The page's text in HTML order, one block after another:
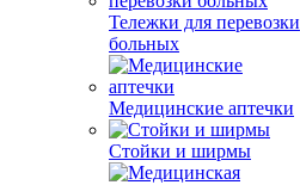
Тележки для перевозки
больных
Медицинские аптечки
Стойки и ширмы